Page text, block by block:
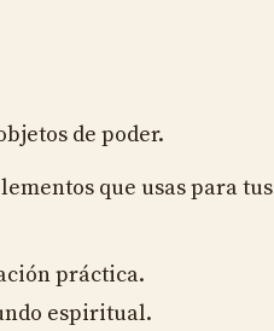
de poder.
que usas para tus
práctica.
espiritual.